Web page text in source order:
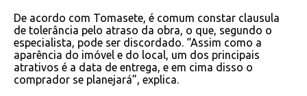
De acordo com Tomasete, é comum constar clausula
de tolerância pelo atraso da obra, o que, segundo o
especialista, pode ser discordado. “Assim como a
aparência do imóvel e do local, um dos principais
atrativos é a data de entrega, e em cima disso o
comprador se planejará”, explica.